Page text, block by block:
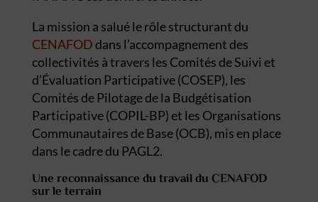
La mission a salué le rôle structurant du
CENAFODdans l’accompagnement des
collectivités à travers les Comités de Suivi et
d’Évaluation Participative (COSEP), les
Comités de Pilotage de la Budgétisation
Participative (COPIL-BP) et les Organisations
Communautaires de Base (OCB), mis en place
dans le cadre du PAGL2.
Une reconnaissance du travail du CENAFOD
sur le terrain